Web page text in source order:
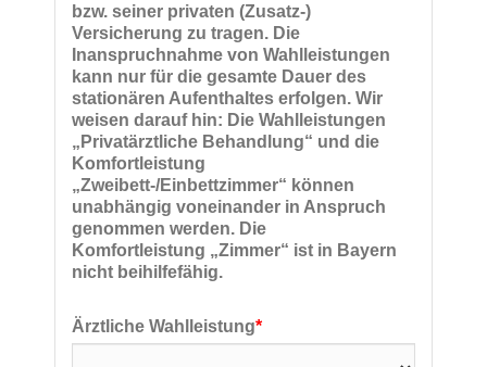
bzw. seiner privaten (Zusatz-)
Versicherung zu tragen. Die
Inanspruchnahme von Wahlleistungen
kann nur für die gesamte Dauer des
stationären Aufenthaltes erfolgen. Wir
weisen darauf hin: Die Wahlleistungen
„Privatärztliche Behandlung“ und die
Komfortleistung
„Zweibett-/Einbettzimmer“ können
unabhängig voneinander in Anspruch
genommen werden. Die
Komfortleistung „Zimmer“ ist in Bayern
nicht beihilfefähig.
Ärztliche Wahlleistung*